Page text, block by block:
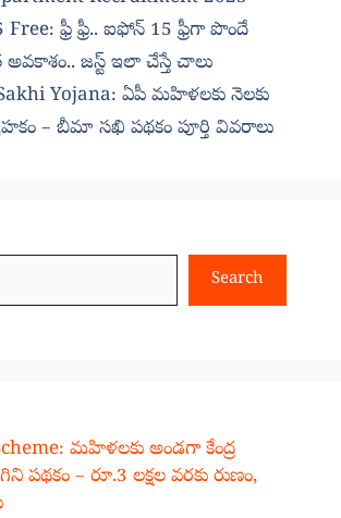
ఫ్రీ ఫ్రీ.. ఐఫోన్ 15 ఫ్రీగా పొందే
జస్ట్ ఇలా చేస్తే చాలు
Yojana: ఏపీ మహిళలకు నెలకు
– బీమా సఖి పథకం పూర్తి వివరాలు
Search
మహిళలకు అండగా కేంద్ర
పథకం – రూ.3 లక్షల వరకు రుణం,